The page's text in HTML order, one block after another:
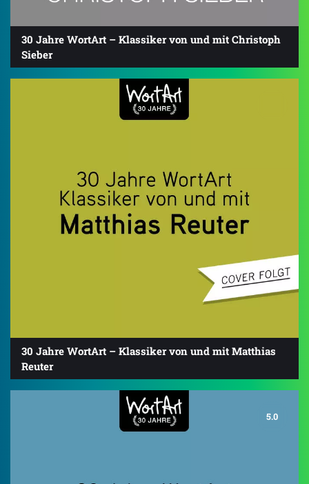
30 Jahre WortArt – Klassiker von und mit Christoph
Sieber
30 Jahre WortArt – Klassiker von und mit Matthias
Reuter
5.0